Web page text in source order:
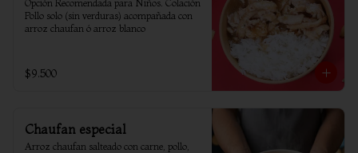
Opción Recomendada para Niños. Colación
Pollo solo (sin verduras) acompañada con
arroz chaufan ó arroz blanco
$9.500
Chaufan especial
Arroz chaufan salteado con carne, pollo,